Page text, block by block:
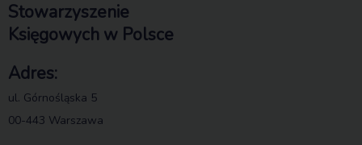
Stowarzyszenie
Księgowych w Polsce
Adres:
ul. Górnośląska 5
00-443 Warszawa